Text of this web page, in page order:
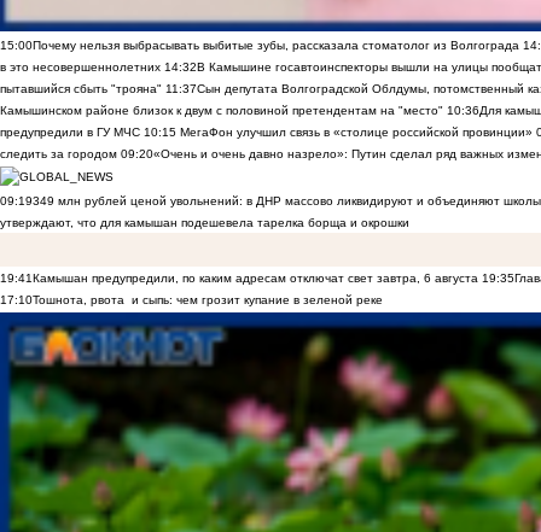
15:00Почему нельзя выбрасывать выбитые зубы, рассказала стоматолог из Волгограда
в это несовершеннолетних 14:32В Камышине госавтоинспекторы вышли на улицы
пытавшийся сбыть "трояна" 11:37Сын депутата Волгоградской Облдумы, потомственный
Камышинском районе близок к двум с половиной претендентам на "место" 10:36Для
предупредили в ГУ МЧС 10:15 МегаФон улучшил связь в «столице российской провинции»
следить за городом 09:20«Очень и очень давно назрело»: Путин сделал ряд важных
09:19349 млн рублей ценой увольнений: в ДНР массово ликвидируют и объединяют
утверждают, что для камышан подешевела тарелка борща и окрошки
19:41Камышан предупредили, по каким адресам отключат свет завтра, 6 августа 19:35
17:10Тошнота, рвота и сыпь: чем грозит купание в зеленой реке